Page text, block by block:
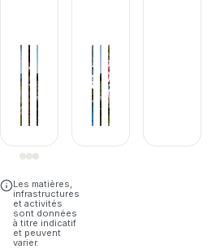
Les matières,
infrastructures
et activités
sont données
à titre indicatif
et peuvent
varier.